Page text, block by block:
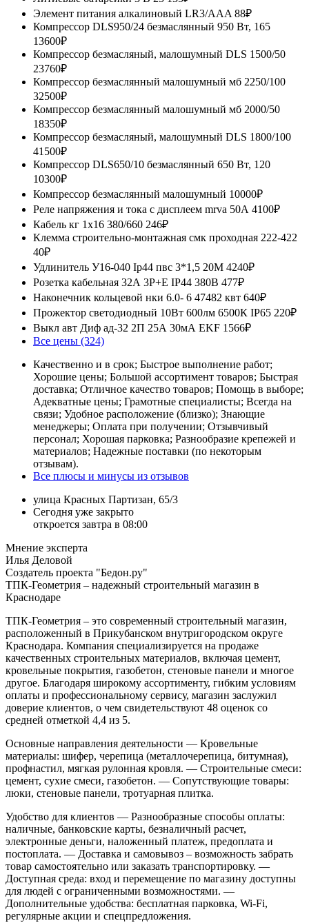
Элемент питания алкалиновый LR3/AAA 88₽
Компрессор DLS950/24 безмаслянный 950 Вт, 165
13600₽
Компрессор безмасляный, малошумный DLS 1500/50
23760₽
Компрессор безмаслянный малошумный мб 2250/100
32500₽
Компрессор безмаслянный малошумный мб 2000/50
18350₽
Компрессор безмасляный, малошумный DLS 1800/100
41500₽
Компрессор DLS650/10 безмаслянный 650 Вт, 120
10300₽
Компрессор безмаслянный малошумный 10000₽
Реле напряжения и тока с дисплеем mrva 50А 4100₽
Кабель кг 1х16 380/660 246₽
Клемма строительно-монтажная смк проходная 222-422
40₽
Удлинитель У16-040 Ip44 пвс 3*1,5 20М 4240₽
Розетка кабельная 32А 3Р+Е IP44 380В 477₽
Наконечник кольцевой нки 6.0- 6 47482 квт 640₽
Прожектор светодиодный 10Вт 600лм 6500К IP65 220₽
Выкл авт Диф ад-32 2П 25А 30мА EKF 1566₽
Все цены (324)
Качественно и в срок; Быстрое выполнение работ;
Хорошие цены; Большой ассортимент товаров; Быстрая
доставка; Отличное качество товаров; Помощь в выборе;
Адекватные цены; Грамотные специалисты; Всегда на
связи; Удобное расположение (близко); Знающие
менеджеры; Оплата при получении; Отзывчивый
персонал; Хорошая парковка; Разнообразие крепежей и
материалов; Надежные поставки (по некоторым
отзывам).
Все плюсы и минусы из отзывов
улица Красных Партизан, 65/3
Сегодня уже закрыто
откроется завтра в 08:00
Мнение эксперта
Илья Деловой
Создатель проекта "Бедон.ру"
ТПК-Геометрия – надежный строительный магазин в
Краснодаре
ТПК-Геометрия – это современный строительный магазин,
расположенный в Прикубанском внутригородском округе
Краснодара. Компания специализируется на продаже
качественных строительных материалов, включая цемент,
кровельные покрытия, газобетон, стеновые панели и многое
другое. Благодаря широкому ассортименту, гибким условиям
оплаты и профессиональному сервису, магазин заслужил
доверие клиентов, о чем свидетельствуют 48 оценок со
средней отметкой 4,4 из 5.
Основные направления деятельности — Кровельные
материалы: шифер, черепица (металлочерепица, битумная),
профнастил, мягкая рулонная кровля. — Строительные смеси:
цемент, сухие смеси, газобетон. — Сопутствующие товары:
люки, стеновые панели, тротуарная плитка.
Удобство для клиентов — Разнообразные способы оплаты:
наличные, банковские карты, безналичный расчет,
электронные деньги, наложенный платеж, предоплата и
постоплата. — Доставка и самовывоз – возможность забрать
товар самостоятельно или заказать транспортировку. —
Доступная среда: вход и перемещение по магазину доступны
для людей с ограниченными возможностями. —
Дополнительные удобства: бесплатная парковка, Wi-Fi,
регулярные акции и спецпредложения.